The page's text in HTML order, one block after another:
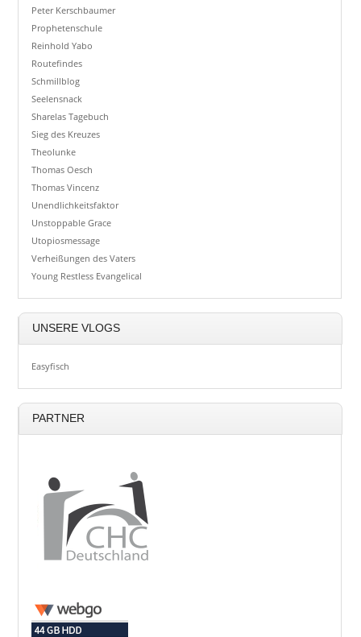
Peter Kerschbaumer
Prophetenschule
Reinhold Yabo
Routefindes
Schmillblog
Seelensnack
Sharelas Tagebuch
Sieg des Kreuzes
Theolunke
Thomas Oesch
Thomas Vincenz
Unendlichkeitsfaktor
Unstoppable Grace
Utopiosmessage
Verheißungen des Vaters
Young Restless Evangelical
UNSERE VLOGS
Easyfisch
PARTNER